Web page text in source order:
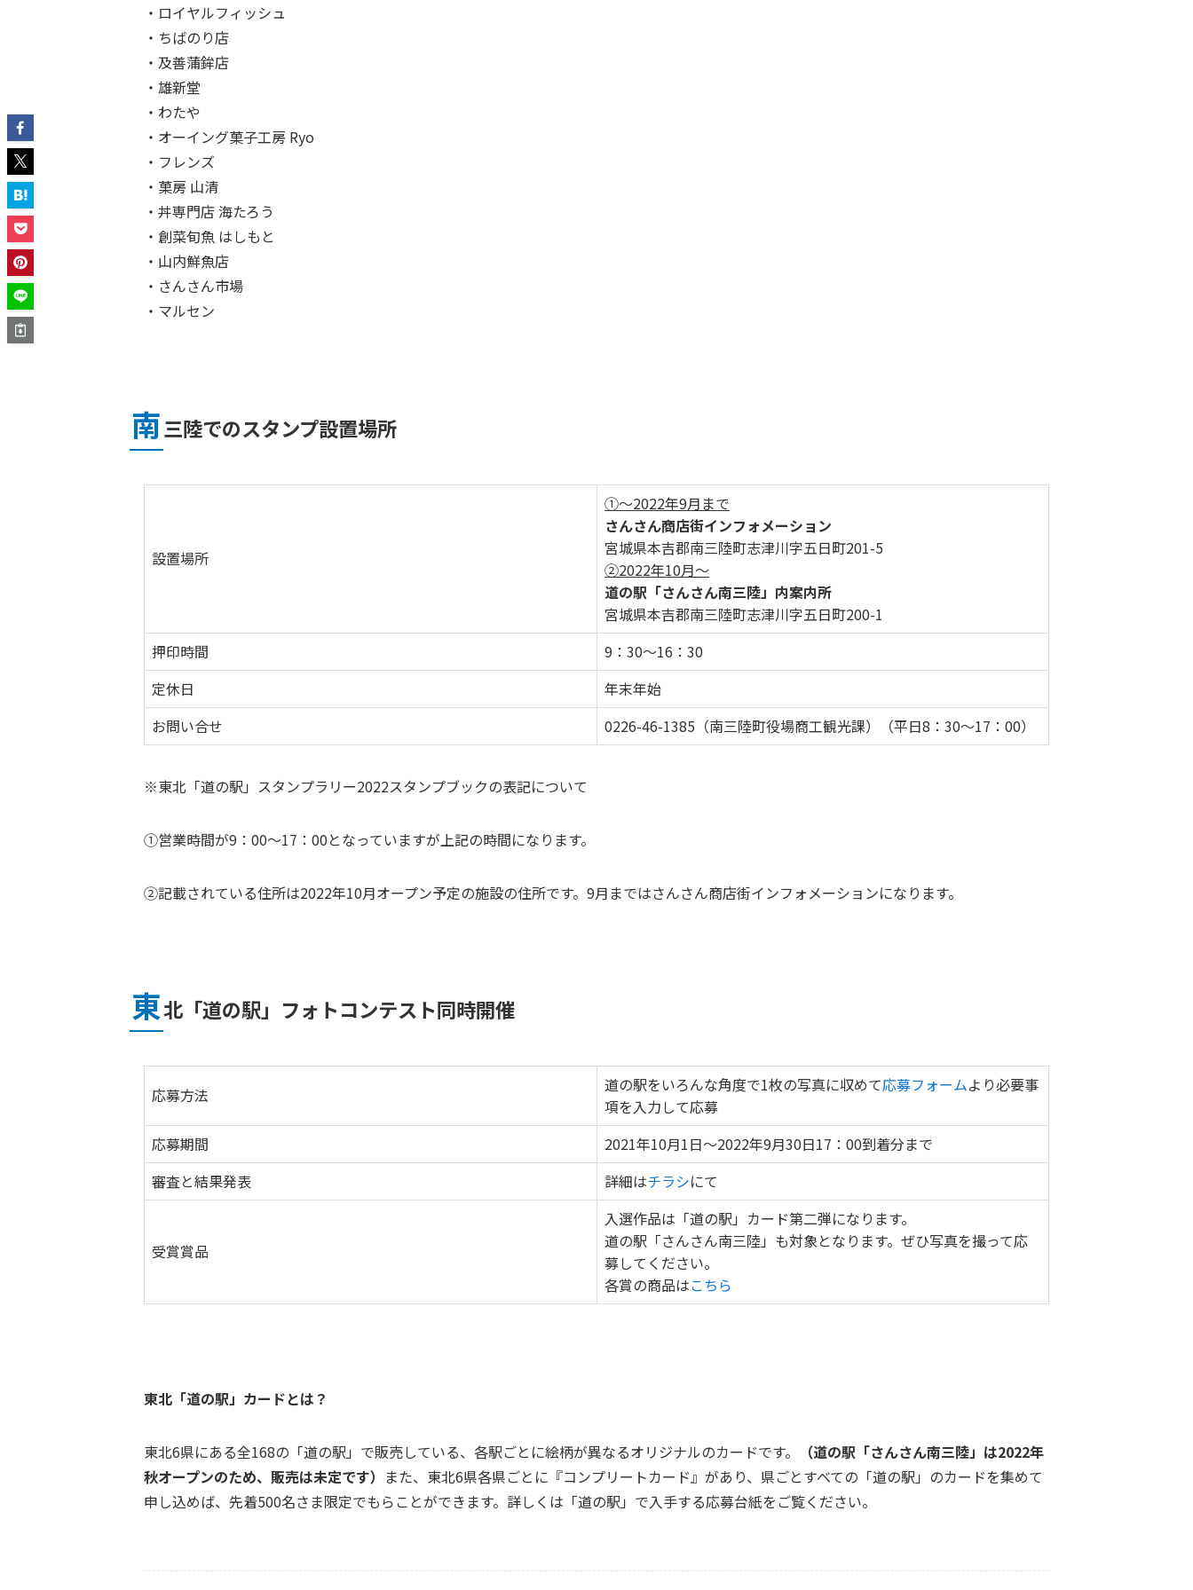
・ロイヤルフィッシュ
・ちばのり店
・及善蒲鉾店
・雄新堂
・わたや
・オーイング菓子工房 Ryo
・フレンズ
・菓房 山清
・丼専門店 海たろう
・創菜旬魚 はしもと
・山内鮮魚店
・さんさん市場
・マルセン
南三陸でのスタンプ設置場所
設置場所
①～2022年9月まで
さんさん商店街インフォメーション
宮城県本吉郡南三陸町志津川字五日町201-5
②2022年10月～
道の駅「さんさん南三陸」内案内所
宮城県本吉郡南三陸町志津川字五日町200-1
押印時間
9：30～16：30
定休日
年末年始
お問い合せ
0226-46-1385（南三陸町役場商工観光課）（平日8：30～17：00）
※東北「道の駅」スタンプラリー2022スタンプブックの表記について
①営業時間が9：00～17：00となっていますが上記の時間になります。
②記載されている住所は2022年10月オープン予定の施設の住所です。9月まではさんさん商店街インフォメーションになります。
東北「道の駅」フォトコンテスト同時開催
応募方法 道の駅をいろんな角度で1枚の写真に収めて応募フォームより必要事
項を入力して応募
応募期間
2021年10月1日～2022年9月30日17：00到着分まで
審査と結果発表
詳細はチラシにて
受賞賞品
入選作品は「道の駅」カード第二弾になります。
道の駅「さんさん南三陸」も対象となります。ぜひ写真を撮って応
募してください。
各賞の商品はこちら
東北「道の駅」カードとは？
東北6県にある全168の「道の駅」で販売している、各駅ごとに絵柄が異なるオリジナルのカードです。
（道の駅「さんさん南三陸」は2022年
秋オープンのため、販売は未定です） また、東北6県各県ごとに『コンプリートカード』があり、県ごとすべての「道の駅」のカードを集めて
申し込めば、先着500名さま限定でもらことができます。詳しくは「道の駅」で入手する応募台紙をご覧ください。